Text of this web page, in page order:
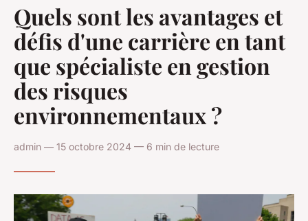
Quels sont les avantages et
défis d'une carrière en tant
que spécialiste en gestion
des risques
environnementaux ?
admin — 15 octobre 2024 — 6 min de lecture